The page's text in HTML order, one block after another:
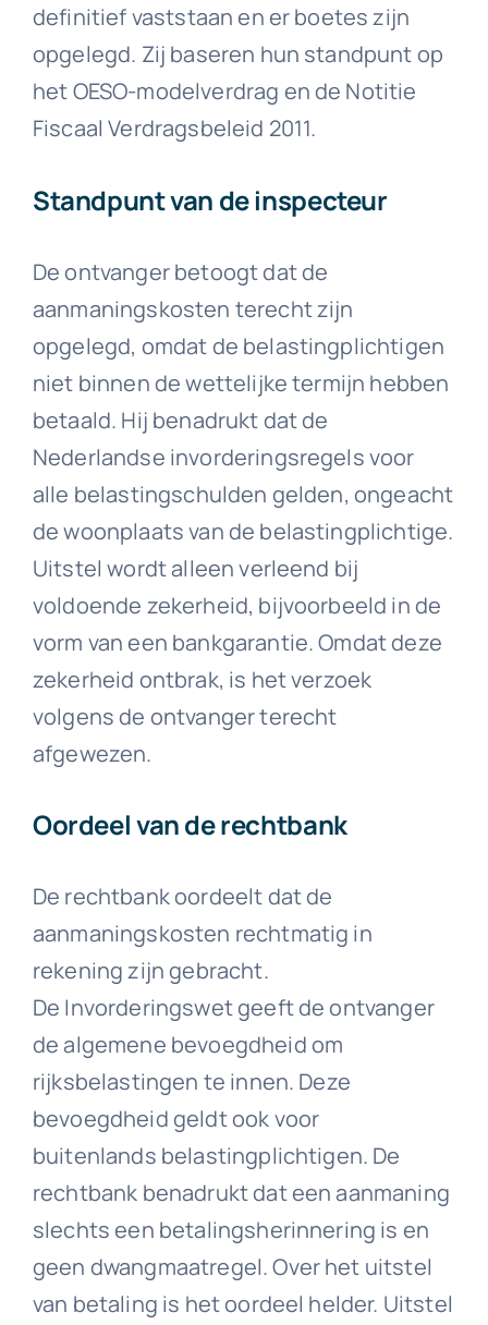
definitief vaststaan en er boetes zijn
opgelegd. Zij baseren hun standpunt op
het OESO-modelverdrag en de Notitie
Fiscaal Verdragsbeleid 2011.
Standpunt van de inspecteur
De ontvanger betoogt dat de
aanmaningskosten terecht zijn
opgelegd, omdat de belastingplichtigen
niet binnen de wettelijke termijn hebben
betaald. Hij benadrukt dat de
Nederlandse invorderingsregels voor
alle belastingschulden gelden, ongeacht
de woonplaats van de belastingplichtige.
Uitstel wordt alleen verleend bij
voldoende zekerheid, bijvoorbeeld in de
vorm van een bankgarantie. Omdat deze
zekerheid ontbrak, is het verzoek
volgens de ontvanger terecht
afgewezen.
Oordeel van de rechtbank
De rechtbank oordeelt dat de
aanmaningskosten rechtmatig in
rekening zijn gebracht.
De Invorderingswet geeft de ontvanger
de algemene bevoegdheid om
rijksbelastingen te innen. Deze
bevoegdheid geldt ook voor
buitenlands belastingplichtigen. De
rechtbank benadrukt dat een aanmaning
slechts een betalingsherinnering is en
geen dwangmaatregel. Over het uitstel
van betaling is het oordeel helder. Uitstel